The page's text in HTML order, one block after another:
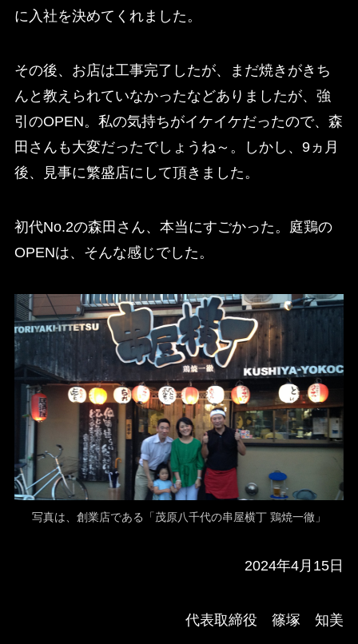
に入社を決めてくれました。
その後、お店は工事完了したが、まだ焼きがきち
んと教えられていなかったなどありましたが、強
引のOPEN。私の気持ちがイケイケだったので、森
田さんも大変だったでしょうね～。しかし、9ヵ月
後、見事に繁盛店にして頂きました。
初代No.2の森田さん、本当にすごかった。庭鶏の
OPENは、そんな感じでした。
写真は、創業店である「茂原八千代の串屋横丁 鶏焼一徹」
2024年4月15日
代表取締役 篠塚 知美